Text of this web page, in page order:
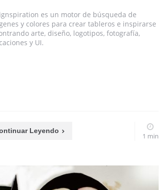
es un motor de búsqueda de
y colores para crear tableros e inspirarse
arte, diseño, logotipos, fotografía,
y UI.
Leyendo
1 min